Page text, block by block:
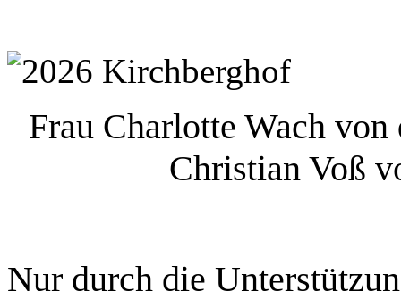
Frau Charlotte Wach
Christian Voß
Nur durch die